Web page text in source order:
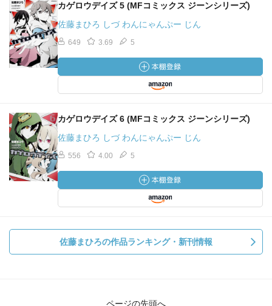
カゲロウデイズ 5 (MFコミックス ジーンシリーズ)
佐藤まひろ しづ わんにゃんぷー じん
649 3.69 5
カゲロウデイズ 6 (MFコミックス ジーンシリーズ)
佐藤まひろ しづ わんにゃんぷー じん
556 4.00 5
佐藤まひろの作品ランキング・新刊情報
ページの先頭へ